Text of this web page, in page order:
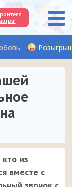
кто из
вместе с